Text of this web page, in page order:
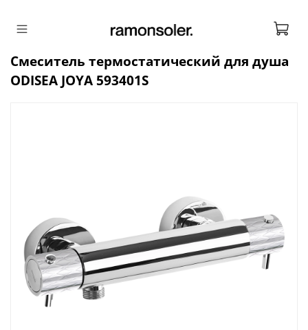
Смеситель термостатический для душа
ODISEA JOYA 593401S